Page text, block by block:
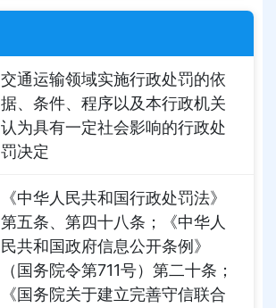
交通运输领域实施行政处罚的依
据、条件、程序以及本行政机关
认为具有一定社会影响的行政处
罚决定
《中华人民共和国行政处罚法》
第五条、第四十八条；《中华人
民共和国政府信息公开条例》
（国务院令第711号）第二十条；
《国务院关于建立完善守信联合